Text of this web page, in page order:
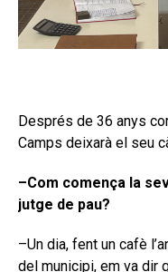
Després de 36 anys
Camps deixarà el seu
–Com comença la
jutge de pau?
–Un dia, fent un cafè
del municipi, em va dir